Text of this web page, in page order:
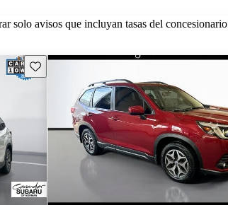
solo avisos que incluyan tasas del concesionario
Guarda este Aviso